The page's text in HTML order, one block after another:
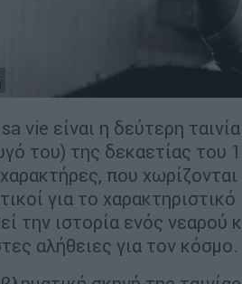
vie είναι η δεύτερη
του) της δεκαετίας του
που
για το
την ιστορία ενός νεαρού
αλήθειες για τον κόσμο.